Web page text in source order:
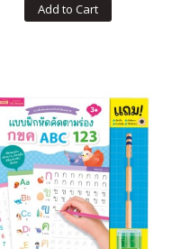
Add to Cart